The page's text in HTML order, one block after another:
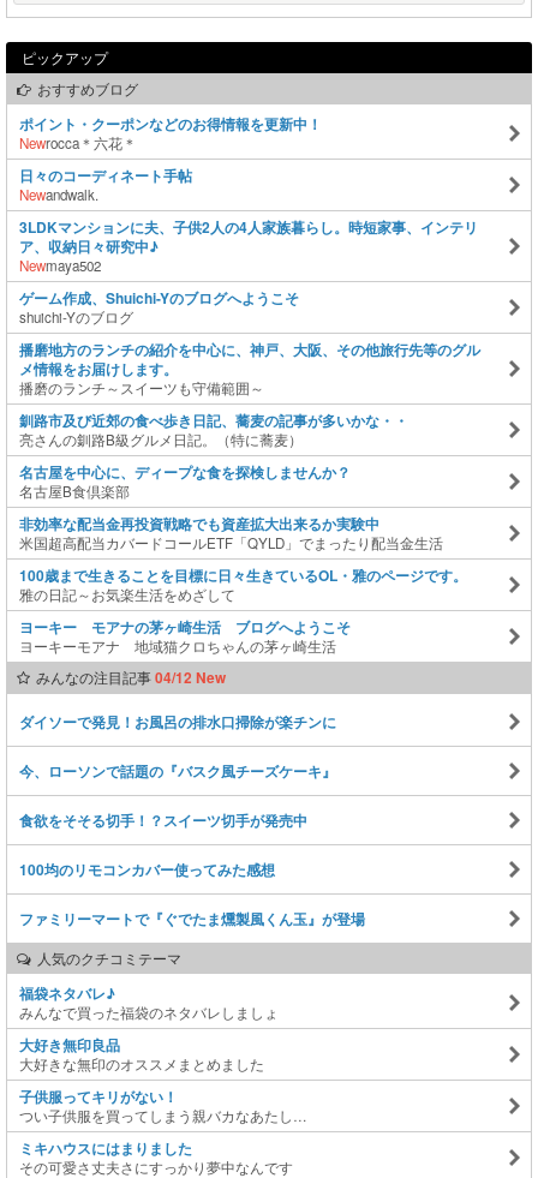
ピックアップ
おすすめブログ
ポイント・クーポンなどのお得情報を更新中！
Newrocca＊六花＊
日々のコーディネート手帖
Newandwalk.
3LDKマンションに夫、子供2人の4人家族暮らし。時短家事、インテリ
ア、収納日々研究中♪
Newmaya502
ゲーム作成、Shuichi-Yのブログへようこそ
shuichi-Yのブログ
播磨地方のランチの紹介を中心に、神戸、大阪、その他旅行先等のグル
メ情報をお届けします。
播磨のランチ～スイーツも守備範囲～
釧路市及び近郊の食べ歩き日記、蕎麦の記事が多いかな・・
亮さんの釧路B級グルメ日記。（特に蕎麦）
名古屋を中心に、ディープな食を探検しませんか？
名古屋B食倶楽部
非効率な配当金再投資戦略でも資産拡大出来るか実験中
米国超高配当カバードコールETF「QYLD」でまったり配当金生活
100歳まで生きることを目標に日々生きているOL・雅のページです。
雅の日記～お気楽生活をめざして
ヨーキー モアナの茅ヶ崎生活 ブログへようこそ
ヨーキーモアナ 地域猫クロちゃんの茅ヶ崎生活
みんなの注目記事04/12 New
ダイソーで発見！お風呂の排水口掃除が楽チンに
今、ローソンで話題の『バスク風チーズケーキ』
食欲をそそる切手！？スイーツ切手が発売中
100均のリモコンカバー使ってみた感想
ファミリーマートで『ぐでたま燻製風くん玉』が登場
人気のクチコミテーマ
福袋ネタバレ♪
みんなで買った福袋のネタバレしましょ
大好き無印良品
大好きな無印のオススメまとめました
子供服ってキリがない！
つい子供服を買ってしまう親バカなあたし…
ミキハウスにはまりました
その可愛さ丈夫さにすっかり夢中なんです